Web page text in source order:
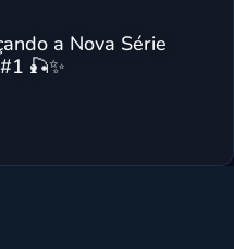
a Nova Série
🎣✨